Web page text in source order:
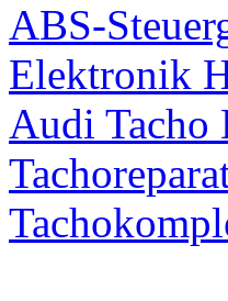
ABS-
Elektronik
Audi Tacho